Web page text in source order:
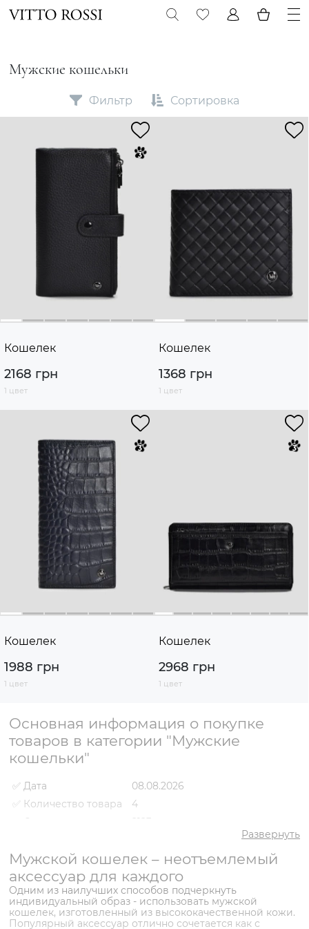
Мужские кошельки
Фильтр Сортировка
Кошелек
2168 грн
1 цвет
Кошелек
1368 грн
1 цвет
Кошелек
1988 грн
1 цвет
Кошелек
2968 грн
1 цвет
Основная информация о покупке
товаров в категории "Мужские
кошельки"
✅ Дата
08.08.2026
✅ Количество товара
4
✅ Средняя цена
2123 грн
товар
✅ Самый дорогой
товар
2968 грн
✅ Самый популярный
товар
Кошелек VS000089145 Черный
- 2168 грн
Развернуть
Мужской кошелек – неотъемлемый
аксессуар для каждого
Одним из наилучших способов подчеркнуть
индивидуальный образ - использовать мужской
кошелек, изготовленный из высококачественной кожи.
Популярный аксессуар отлично сочетается как с